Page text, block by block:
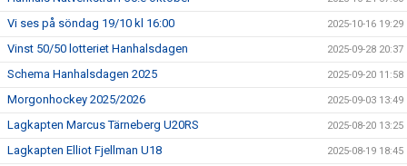
Vi ses på söndag 19/10 kl 16:00 2025-10-16 19:29
Vinst 50/50 lotteriet Hanhalsdagen 2025-09-28 20:37
Schema Hanhalsdagen 2025 2025-09-20 11:58
Morgonhockey 2025/2026 2025-09-03 13:49
Lagkapten Marcus Tärneberg U20RS 2025-08-20 13:25
Lagkapten Elliot Fjellman U18 2025-08-19 18:45